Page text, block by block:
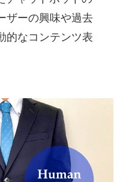
ザーの興味や過去
的なコンテンツ表